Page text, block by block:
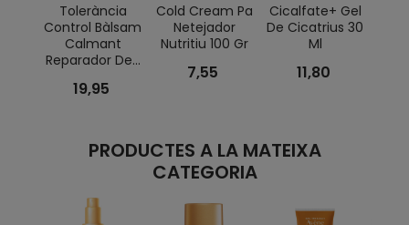
Tolerància
Control Bàlsam
Calmant
Reparador De...
19,95
Cold Cream Pa
Netejador
Nutritiu 100 Gr
7,55
Cicalfate+ Gel
De Cicatrius 30
Ml
11,80
PRODUCTES A LA MATEIXA
CATEGORIA